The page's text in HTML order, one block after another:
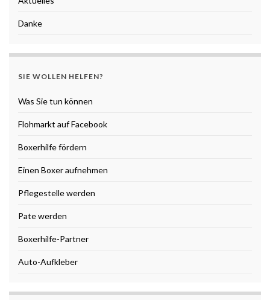
Danke
SIE WOLLEN HELFEN?
Was Sie tun können
Flohmarkt auf Facebook
Boxerhilfe fördern
Einen Boxer aufnehmen
Pflegestelle werden
Pate werden
Boxerhilfe-Partner
Auto-Aufkleber